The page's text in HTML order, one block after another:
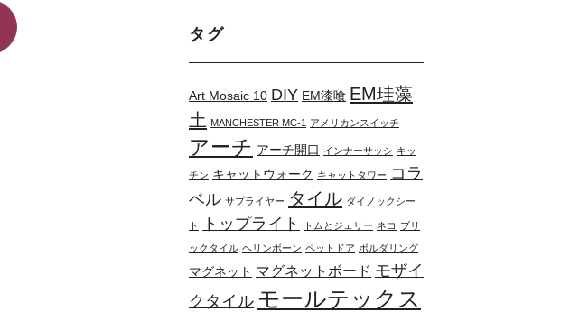
タグ
Art Mosaic 10 DIY EM漆喰 EM珪藻
土 MANCHESTER MC-1 アメリカンスイッチ
アーチ アーチ開口 インナーサッシ キッ
チン キャットウォーク キャットタワー コラ
ベル サプライヤー タイル ダイノックシー
ト トップライト トムとジェリー ネコ ブリ
ックタイル ヘリンボーン ペットドア ボルダリング
マグネット マグネットボード モザイ
クタイル モールテックス